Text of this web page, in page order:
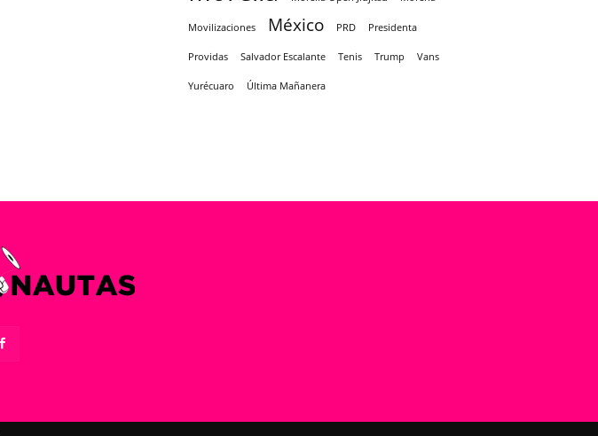
Movilizaciones México PRD Presidenta
Providas Salvador Escalante Tenis Trump Vans
Yurécuaro Última Mañanera